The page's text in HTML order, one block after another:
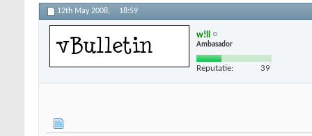
12th May 2008, 18:59
w!ll
Ambasador
Reputatie: 39